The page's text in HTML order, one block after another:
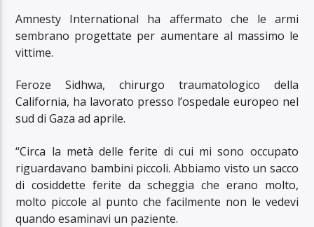
Amnesty International ha affermato che le armi
sembrano progettate per aumentare al massimo le
vittime.
Feroze Sidhwa, chirurgo traumatologico della
California, ha lavorato presso l’ospedale europeo nel
sud di Gaza ad aprile.
“Circa la metà delle ferite di cui mi sono occupato
riguardavano bambini piccoli. Abbiamo visto un sacco
di cosiddette ferite da scheggia che erano molto,
molto piccole al punto che facilmente non le vedevi
quando esaminavi un paziente.